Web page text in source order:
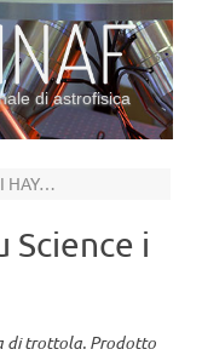
di astrofisica
SPECIALE IN TRE ARTICOLI DAI DATI DI HAYABUSA2
Science i
di trottola. Prodotto